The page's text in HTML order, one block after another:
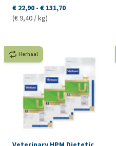
€ 22,90 - € 131,70
(€ 9,40 / kg)
Herhaal